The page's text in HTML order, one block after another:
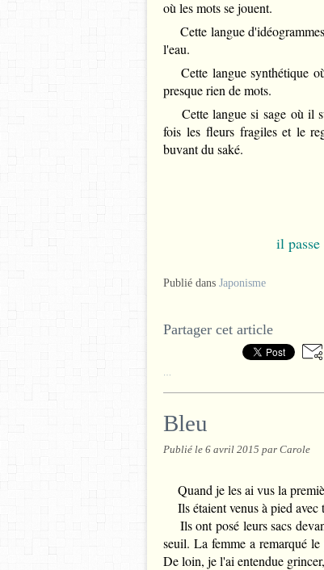
où les mots se jouent.
Cette langue
l'eau.
Cette langue synthétique
presque rien de mots.
Cette langue si sage où il
fois les fleurs fragiles et le
buvant du saké.
il
Publié dans Japonisme
Partager cet article
Bleu
Publié le 6 avril 2015 par Carole
Quand je les ai vus la
Ils étaient venus à pied avec
Ils ont posé leurs sacs
seuil. La femme a remarqué
De loin, je l'ai entendue